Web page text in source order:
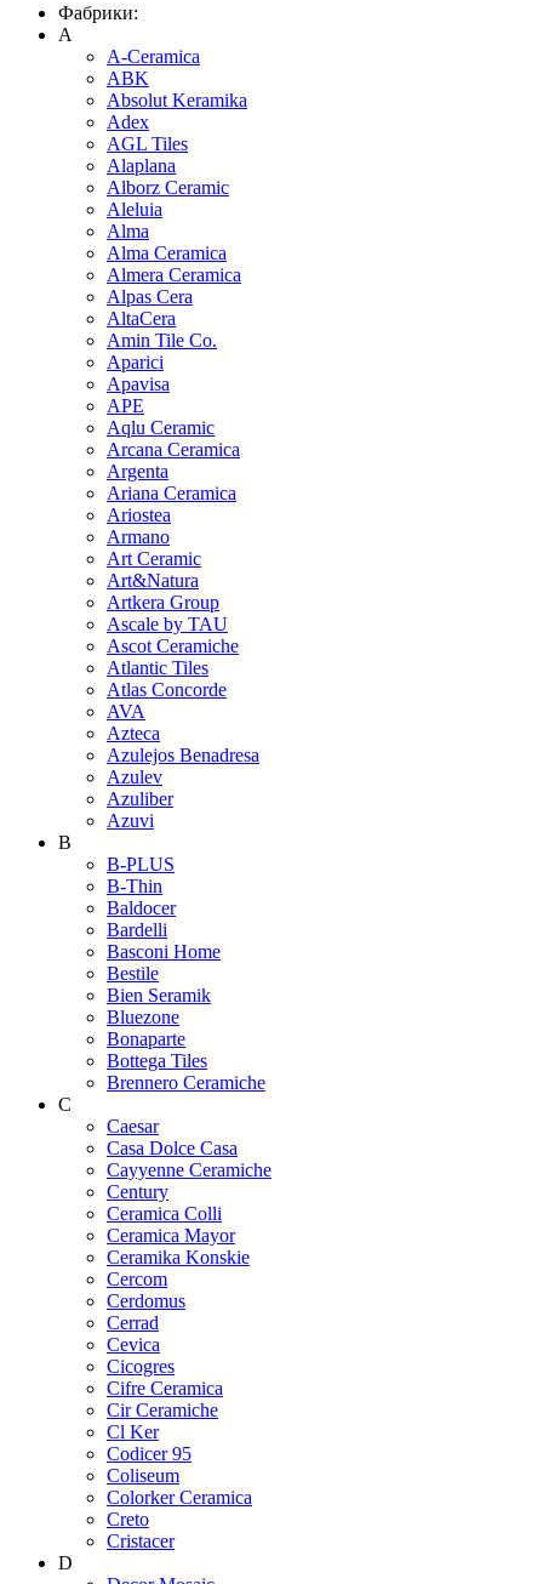
Фабрики:
A
A-Ceramica
ABK
Absolut Keramika
Adex
AGL Tiles
Alaplana
Alborz Ceramic
Aleluia
Alma
Alma Ceramica
Almera Ceramica
Alpas Cera
AltaCera
Amin Tile Co.
Aparici
Apavisa
APE
Aqlu Ceramic
Arcana Ceramica
Argenta
Ariana Ceramica
Ariostea
Armano
Art Ceramic
Art&Natura
Artkera Group
Ascale by TAU
Ascot Ceramiche
Atlantic Tiles
Atlas Concorde
AVA
Azteca
Azulejos Benadresa
Azulev
Azuliber
Azuvi
B
B-PLUS
B-Thin
Baldocer
Bardelli
Basconi Home
Bestile
Bien Seramik
Bluezone
Bonaparte
Bottega Tiles
Brennero Ceramiche
C
Caesar
Casa Dolce Casa
Cayyenne Ceramiche
Century
Ceramica Colli
Ceramica Mayor
Ceramika Konskie
Cercom
Cerdomus
Cerrad
Cevica
Cicogres
Cifre Ceramica
Cir Ceramiche
Cl Ker
Codicer 95
Coliseum
Colorker Ceramica
Creto
Cristacer
D